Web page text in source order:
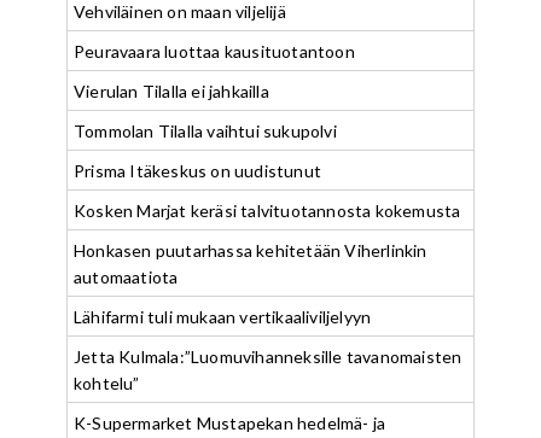
Vehviläinen on maan viljelijä
Peuravaara luottaa kausituotantoon
Vierulan Tilalla ei jahkailla
Tommolan Tilalla vaihtui sukupolvi
Prisma Itäkeskus on uudistunut
Kosken Marjat keräsi talvituotannosta kokemusta
Honkasen puutarhassa kehitetään Viherlinkin
automaatiota
Lähifarmi tuli mukaan vertikaaliviljelyyn
Jetta Kulmala:”Luomuvihanneksille tavanomaisten
kohtelu”
K-Supermarket Mustapekan hedelmä- ja